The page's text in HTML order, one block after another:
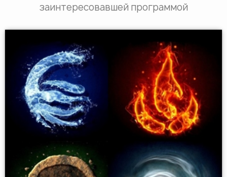
заинтересовавшей программой